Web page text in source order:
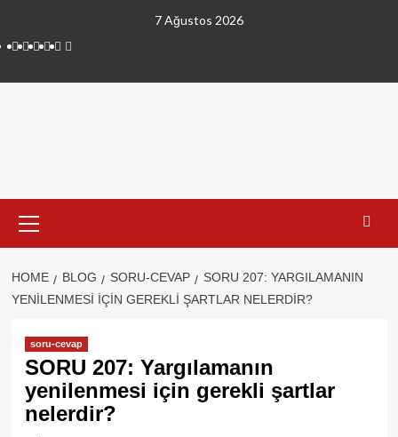
content
7 Ağustos 2026
linkedin
instagram
facebook
twitter
tiktokyoutube
Menu
HOME BLOG SORU-CEVAP
SORU 207: YARGILAMANIN
YENILENMESI IÇIN GEREKLI ŞARTLAR NELERDIR?
soru-cevap
SORU 207: Yargılamanın
yenilenmesi için gerekli şartlar
nelerdir?